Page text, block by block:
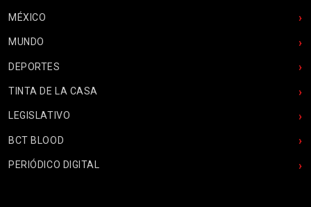
MÉXICO
MUNDO
DEPORTES
TINTA DE LA CASA
LEGISLATIVO
BCT BLOOD
PERIÓDICO DIGITAL